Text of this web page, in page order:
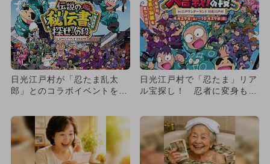
日光江戸村が「忍たま乱太
郎」とのコラボイベントを開
日光江戸村で「忍たま」リア
ル宝探し！ 忍者に変身もで